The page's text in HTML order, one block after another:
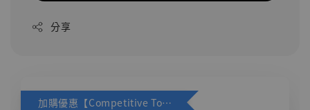
分享
加購優惠【Competitive Toys 梅西 [CM001]】